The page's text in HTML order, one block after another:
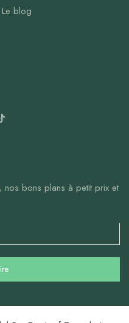
Le blog
nos bons plans à petit prix et